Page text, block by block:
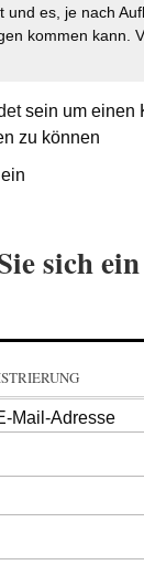
und es, je nach
kommen kann.
sein um einen
zu können
sich ein
Mail-Adresse